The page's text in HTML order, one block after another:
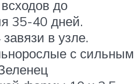
до
35-40 дней.
в узле.
с сильным